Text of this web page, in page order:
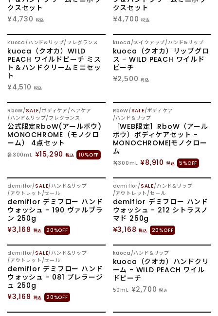
INFORMATION
SHOPに関する最新情報はこ
ちらでご確認いただけま
す。
SHOPPING GUIDE
お買い物方法につきましては
FAQ
SHOPに関するよくあるご質
問はこちらでご確認くださ
い。
クスセット
¥4,730
税込
クスセット
¥4,700 税込
SOLD OUT
kuoca ハンド&リップ フレグランス
kuoca（クオカ）WILD
PEACH ワイルドピーチ ミス
ト＆ハンドクリームミニセッ
ト
¥4,510
税込
kuoca メイクアップ ハンド&リップ
kuoca（クオカ）リップグロ
ス - WILD PEACH ワイルド
ピーチ
¥2,500 税込
RboW SALE ボディケア ヘアケア
ハンド&リップ フレグランス
公式限定RboW(アールボウ)
MONOCHROME（モノクロ
ーム） 4点セット
各300mL ¥15,290 税込 10%OFF
RboW SALE ボディケア
ハンド&リップ
［WEB限定］RboW（アール
ボウ）ボディケアセット -
MONOCHROME|モノクロー
ム
各300mL ¥8,910 税込 5%OFF
demiflor SALE ハンド&リップ
アウトレット/セール
demiflor デミフロー ハンド
ウォッシュ - 190 ヴァルブラ
ン 250g
¥3,168
税込 20%OFF
demiflor SALE ハンド&リップ
アウトレット/セール
demiflor デミフロー ハンド
ウォッシュ - 212 シトラスノ
マド 250g
¥3,168 税込 20%OFF
demiflor SALE ハンド&リップ
アウトレット/セール
demiflor デミフロー ハンド
ウォッシュ - 081 プレラージ
ュ 250g
¥3,168
税込 20%OFF
kuoca ハンド&リップ
kuoca（クオカ）ハンドクリ
ーム - WILD PEACH ワイル
ドピーチ
50mL ¥2,700 税込